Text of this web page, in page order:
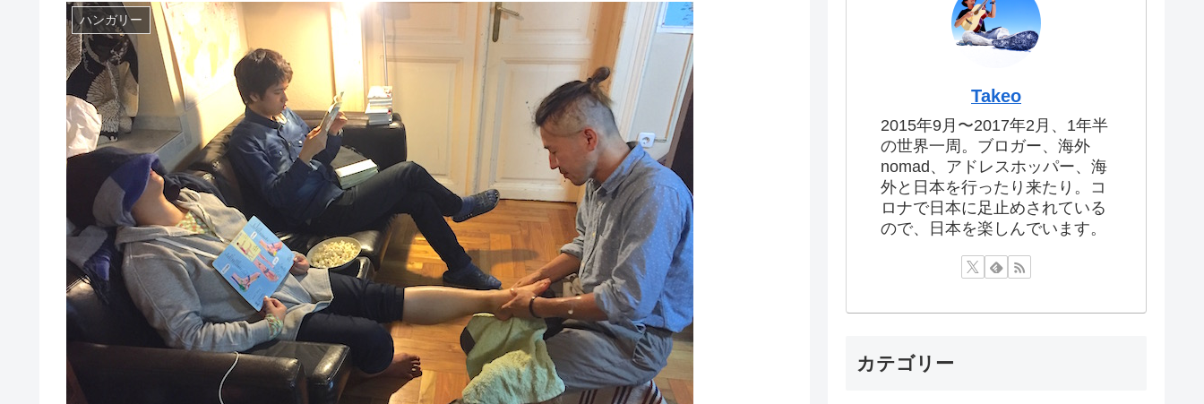
ハンガリー
Takeo
2015年9月〜2017年2月、1年半
の世界一周。ブロガー、海外
nomad、アドレスホッパー、海
外と日本を行ったり来たり。コ
ロナで日本に足止めされている
ので、日本を楽しんでいます。
カテゴリー